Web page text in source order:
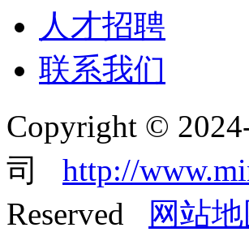
人才招聘
联系我们
Copyright ©
司 http://
Reserved
网站地